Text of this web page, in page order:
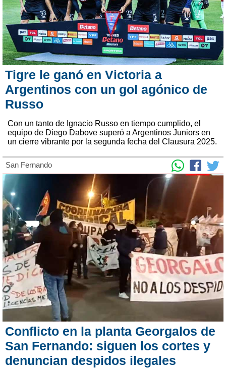
Tigre le ganó en Victoria a
Argentinos con un gol agónico de
Russo
Con un tanto de Ignacio Russo en tiempo cumplido, el
equipo de Diego Dabove superó a Argentinos Juniors en
un cierre vibrante por la segunda fecha del Clausura 2025.
San Fernando
Conflicto en la planta Georgalos de
San Fernando: siguen los cortes y
denuncian despidos ilegales